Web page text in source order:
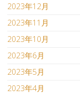
2023年12月
2023年11月
2023年10月
2023年6月
2023年5月
2023年4月